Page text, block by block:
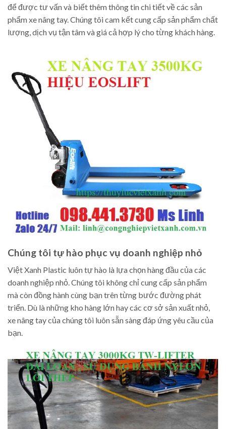
để được tư vấn và biết thêm thông tin chi tiết về các sản
phẩm xe nâng tay. Chúng tôi cam kết cung cấp sản phẩm chất
lượng, dịch vụ tận tâm và giá cả hợp lý cho từng khách hàng.
Chúng tôi tự hào phục vụ doanh nghiệp nhỏ
Việt Xanh Plastic luôn tự hào là lựa chọn hàng đầu của các
doanh nghiệp nhỏ. Chúng tôi không chỉ cung cấp sản phẩm
mà còn đồng hành cùng bạn trên từng bước đường phát
triển. Dù là những kho hàng lớn hay các cơ sở sản xuất nhỏ,
xe nâng tay của chúng tôi luôn sẵn sàng đáp ứng yêu cầu của
bạn.